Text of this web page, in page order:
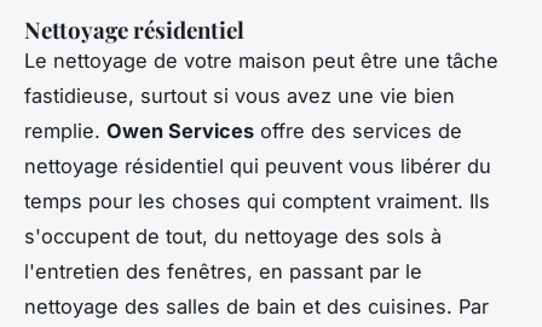
Nettoyage résidentiel
Le nettoyage de votre maison peut être une tâche
fastidieuse, surtout si vous avez une vie bien
remplie. Owen Services offre des services de
nettoyage résidentiel qui peuvent vous libérer du
temps pour les choses qui comptent vraiment. Ils
s'occupent de tout, du nettoyage des sols à
l'entretien des fenêtres, en passant par le
nettoyage des salles de bain et des cuisines. Par